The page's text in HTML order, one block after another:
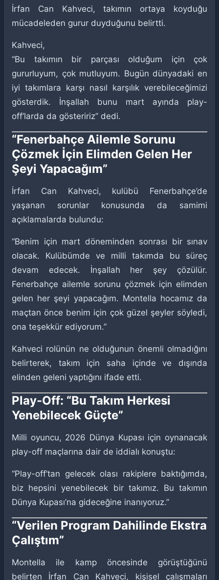
İrfan Can Kahveci, takımın ortaya koyduğu
mücadeleden gurur duyduğunu belirtti.
Kahveci,
“Bu takımın bir parçası olduğum için çok
gururluyum, çok mutluyum. Bugün dünyadaki en
iyi takımlara karşı nasıl karşılık verebileceğimizi
gösterdik. İnşallah bunu mart ayında play-
off’larda da gösteririz” dedi.
“Fenerbahçe Ailemle Sorunu
Çözmek İçin Elimden Gelen Her
Şeyi Yapacağım”
İrfan Can Kahveci, kulübü Fenerbahçe’de
yaşanan sorunlar konusunda da samimi
açıklamalarda bulundu:
“Benim için mart döneminden sonrası bir sınav
olacak. Kulübümde ve milli takımda bu süreç
devam edecek. İnşallah her şey çözülür.
Fenerbahçe ailemle sorunu çözmek için elimden
gelen her şeyi yapacağım. Montella hocamız da
maçtan önce benim için çok güzel şeyler söyledi,
ona teşekkür ediyorum.”
Kahveci rolünün ne olduğunun önemli olmadığını
belirterek, takım için saha içinde ve dışında
elinden geleni yaptığını ifade etti.
Play-Off: “Bu Takım Herkesi
Yenebilecek Güçte”
Milli oyuncu, 2026 Dünya Kupası için oynanacak
play-off maçlarına dair de iddialı konuştu:
“Play-off’tan gelecek olası rakiplere baktığımda,
biz hepsini yenebilecek bir takımız. Bu takımın
Dünya Kupası’na gideceğine inanıyoruz.”
“Verilen Program Dahilinde Ekstra
Çalıştım”
Montella ile kamp öncesinde görüştüğünü
belirten İrfan Can Kahveci, kişisel çalışmaları